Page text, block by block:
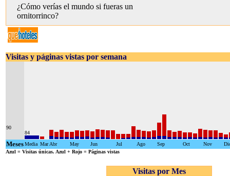
¿Cómo verías el mundo si fueras un
ornitorrinco?
Visitas y páginas vistas por semana
90
84
MesesMedia Mar Abr May Jun Jul Ago Sep Oct Nov
Azul = Visitas únicas. Azul + Rojo = Páginas vistas
Visitas por Mes